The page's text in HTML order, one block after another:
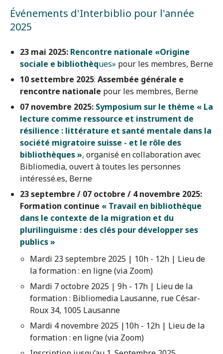
Événements d'Interbiblio pour l'année
2025
23 mai 2025: Rencontre nationale «Origine
sociale e bibliothèques» pour les membres, Berne
10 settembre 2025: Assembée générale e
rencontre nationale pour les membres, Berne
07 novembre 2025: Symposium sur le thème « La
lecture comme ressource et instrument de
résilience : littérature et santé mentale dans la
société migratoire suisse - et le rôle des
bibliothèques », organisé en collaboration avec
Bibliomedia, ouvert à toutes les personnes
intéressé.es, Berne
23 septembre / 07 octobre / 4 novembre 2025:
Formation continue « Travail en bibliothèque
dans le contexte de la migration et du
plurilinguisme : des clés pour développer ses
publics »
Mardi 23 septembre 2025 | 10h - 12h | Lieu de
la formation : en ligne (via Zoom)
Mardi 7 octobre 2025 | 9h - 17h | Lieu de la
formation : Bibliomedia Lausanne, rue César-
Roux 34, 1005 Lausanne
Mardi 4 novembre 2025 |10h - 12h | Lieu de la
formation : en ligne (via Zoom)